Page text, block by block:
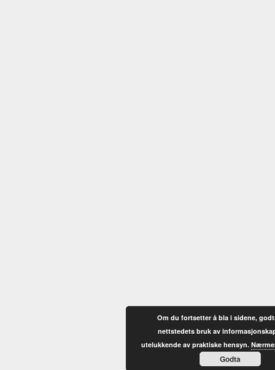
Om du fortsetter å bla i sidene,
nettstedets bruk av
utelukkende av praktiske hensyn.
Godta